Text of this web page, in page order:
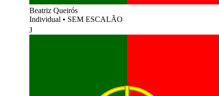
Beatriz Queirós
Individual • SEM ESCALÃO
J